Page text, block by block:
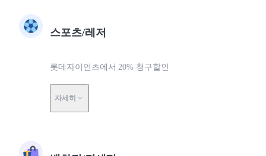
스포츠/레저
롯데자이언츠에서 20% 청구할인
자세히